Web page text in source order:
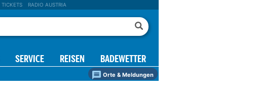
TICKETS RADIO AUSTRIA
SERVICE REISEN BADEWETTER
Orte & Meldungen